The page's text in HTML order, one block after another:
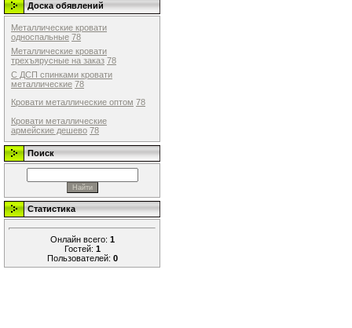
Доска обявлений
Металлические кровати
односпальные 78
Металлические кровати
трехъярусные на заказ 78
С ДСП спинками кровати
металлические 78
Кровати металлические оптом 78
Кровати металлические
армейские дешево 78
Поиск
Статистика
Онлайн всего: 1
Гостей: 1
Пользователей: 0